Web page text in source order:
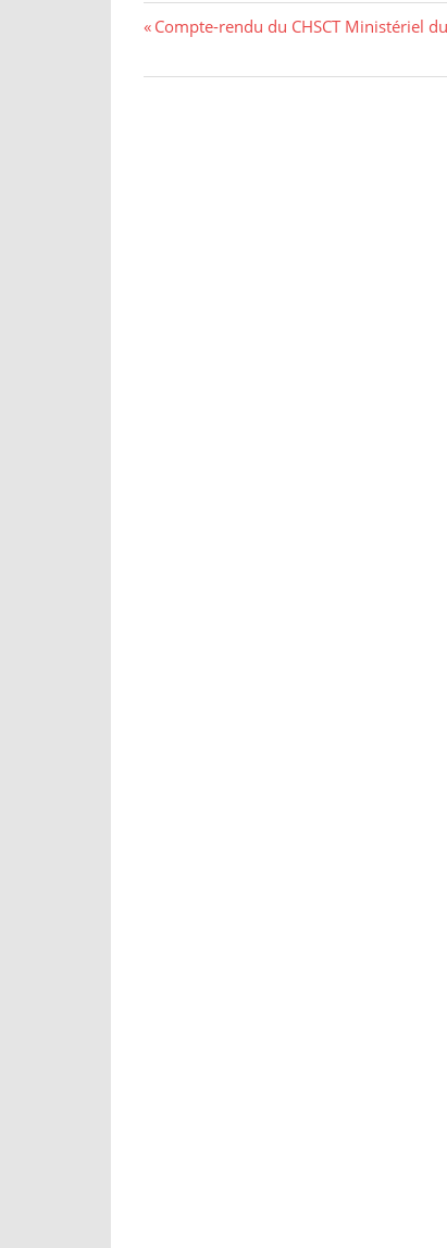
Navigation
de
Previous
Compte-rendu du CHSCT Ministériel